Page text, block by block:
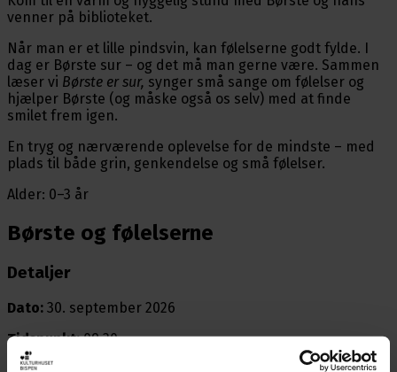
venner på biblioteket.
Når man er et lille pindsvin, kan følelserne godt fylde. I
dag er Børste sur – og det må man gerne være. Sammen
læser vi Børste er sur, synger små sange om følelser og
hjælper Børste (og måske også os selv) med at finde
smilet frem igen.
En tryg og nærværende oplevelse for de mindste – med
plads til både grin, genkendelse og små følelser.
Alder: 0–3 år
Børste og følelserne
Detaljer
Dato: 30. september 2026
Tidspunkt:09:30